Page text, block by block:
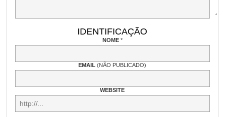
IDENTIFICAÇÃO
NOME *
EMAIL(NÃO PUBLICADO)
WEBSITE